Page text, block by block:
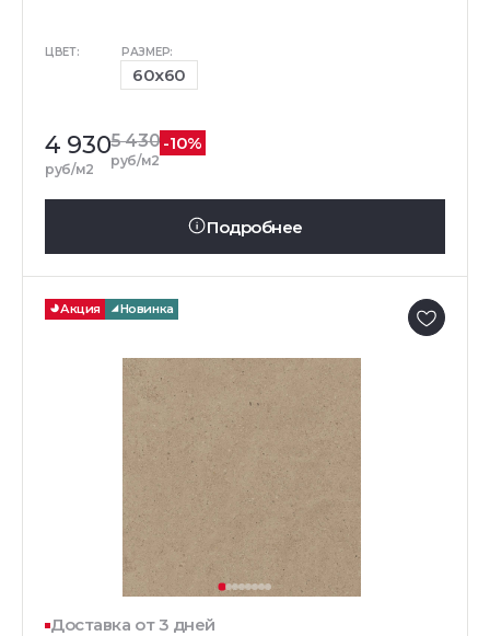
ЦВЕТ: РАЗМЕР:
60x60
4 930
руб/м2
5 430
руб/м2
-10%
Подробнее
Акция Новинка
Доставка от 3 дней